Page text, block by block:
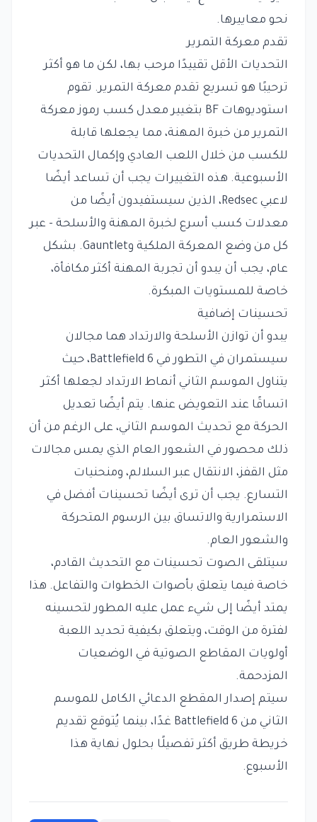
نحو معاييرها.
تقدم معركة التمرير
التحديات الأقل تقييدًا مرحب بها، لكن ما هو أكثر
ترحيبًا هو تسريع تقدم معركة التمرير. تقوم
استوديوهات BF بتغيير معدل كسب رموز معركة
التمرير من خبرة المهنة، مما يجعلها قابلة
للكسب من خلال اللعب العادي وإكمال التحديات
الأسبوعية. هذه التغييرات يجب أن تساعد أيضًا
لاعبي Redsec، الذين سيستفيدون أيضًا من
معدلات كسب أسرع لخبرة المهنة والأسلحة - عبر
كل من وضع المعركة الملكية وGauntlet. بشكل
عام، يجب أن يبدو أن تجربة المهنة أكثر مكافأة،
خاصة للمستويات المبكرة.
تحسينات إضافية
يبدو أن توازن الأسلحة والارتداد هما مجالان
سيستمران في التطور في Battlefield 6، حيث
يتناول الموسم الثاني أنماط الارتداد لجعلها أكثر
اتساقًا عند التعويض عنها. يتم أيضًا تعديل
الحركة مع تحديث الموسم الثاني، على الرغم من أن
ذلك محصور في الشعور العام الذي يمس مجالات
مثل القفز، الانتقال عبر السلالم، ومنحنيات
التسارع. يجب أن ترى أيضًا تحسينات أفضل في
الاستمرارية والاتساق بين الرسوم المتحركة
والشعور العام.
سيتلقى الصوت تحسينات مع التحديث القادم،
خاصة فيما يتعلق بأصوات الخطوات والتفاعل. هذا
يمتد أيضًا إلى شيء عمل عليه المطور لتحسينه
لفترة من الوقت، ويتعلق بكيفية تحديد اللعبة
أولويات المقاطع الصوتية في الوضعيات
المزدحمة.
سيتم إصدار المقطع الدعائي الكامل للموسم
الثاني من Battlefield 6 غدًا، بينما يُتوقع تقديم
خريطة طريق أكثر تفصيلًا بحلول نهاية هذا
الأسبوع.